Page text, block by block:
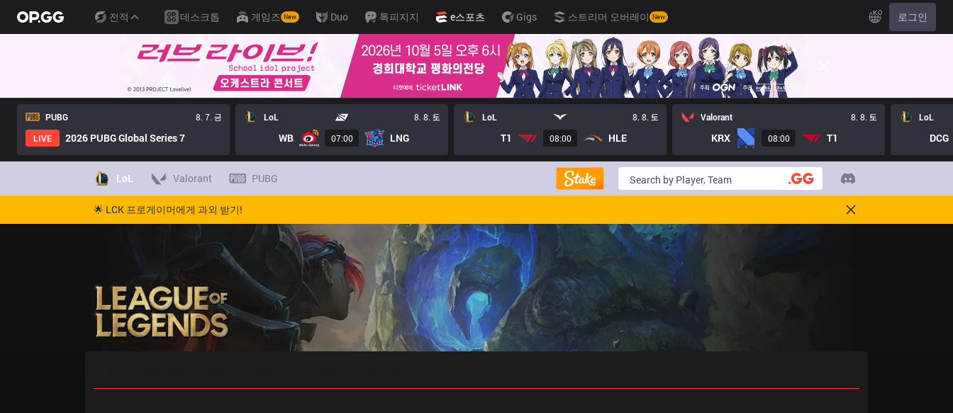
전적 데스크톱 게임즈 New Duo 톡피지지 e스포츠 Gigs 스트리머 오버레이 New KO 로그인
PUBG
8. 7. 금
LIVE
2026 PUBG Global Series 7
LoL 8. 8. 토
WB 07:00 LNG
LoL 8. 8. 토
T1 08:00 HLE
Valorant 8. 8. 토
KRX 08:00 T1
LoL
DCG
LoL Valorant PUBG
🌟 LCK 프로게이머에게 과외 받기!